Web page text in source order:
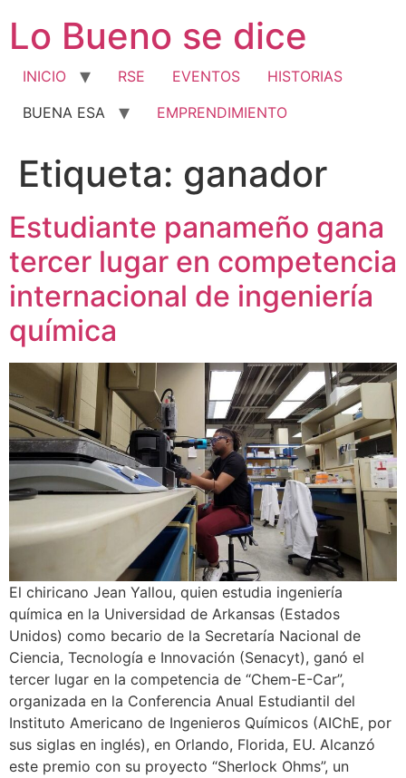
contenido
Lo Bueno se dice
INICIO RSE EVENTOS
HISTORIAS
BUENA ESA
EMPRENDIMIENTO
Etiqueta: ganador
Estudiante panameño gana
tercer lugar en competencia
internacional de ingeniería
química
El chiricano Jean Yallou, quien estudia ingeniería
química en la Universidad de Arkansas (Estados
Unidos) como becario de la Secretaría Nacional de
Ciencia, Tecnología e Innovación (Senacyt), ganó el
tercer lugar en la competencia de “Chem-E-Car”,
organizada en la Conferencia Anual Estudiantil del
Instituto Americano de Ingenieros Químicos (AIChE, por
sus siglas en inglés), en Orlando, Florida, EU. Alcanzó
este premio con su proyecto “Sherlock Ohms”, un